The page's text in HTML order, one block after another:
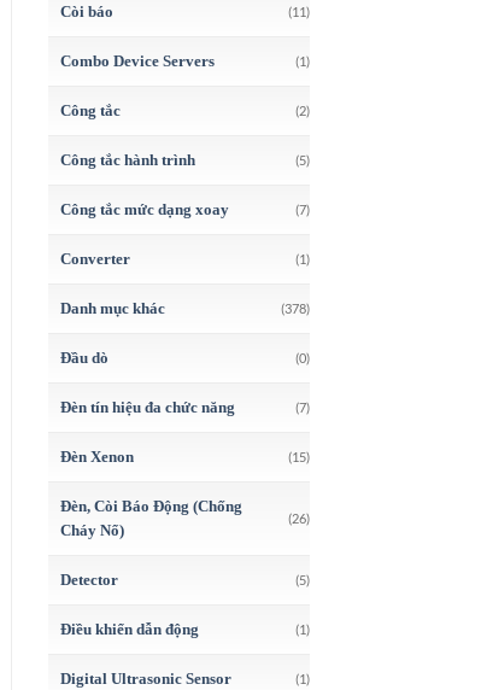
Còi báo (11)
Combo Device Servers (1)
Công tắc (2)
Công tắc hành trình (5)
Công tắc mức dạng xoay (7)
Converter (1)
Danh mục khác (378)
Đầu dò (0)
Đèn tín hiệu đa chức năng (7)
Đèn Xenon (15)
Đèn, Còi Báo Động (Chống
Cháy Nổ)
(26)
Detector (5)
Điều khiển dẫn động (1)
Digital Ultrasonic Sensor (1)
mạch công nghiệp – ADFWeb
Gateway – Bihl+Wiedemann